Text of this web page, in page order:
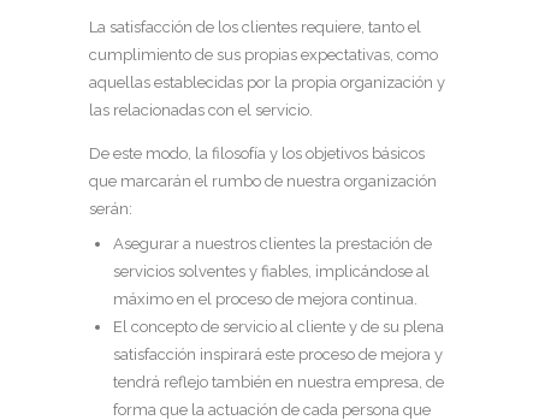
La satisfacción de los clientes requiere, tanto el
cumplimiento de sus propias expectativas, como
aquellas establecidas por la propia organización y
las relacionadas con el servicio.
De este modo, la filosofía y los objetivos básicos
que marcarán el rumbo de nuestra organización
serán:
Asegurar a nuestros clientes la prestación de
servicios solventes y fiables, implicándose al
máximo en el proceso de mejora continua.
El concepto de servicio al cliente y de su plena
satisfacción inspirará este proceso de mejora y
tendrá reflejo también en nuestra empresa, de
forma que la actuación de cada persona que